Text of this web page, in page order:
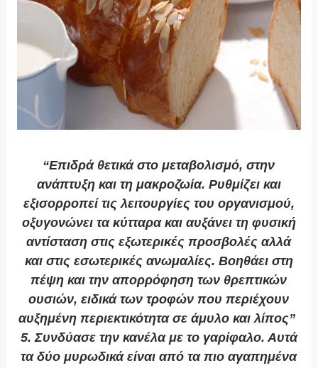
“Επιδρά θετικά στο μεταβολισμό, στην
ανάπτυξη και τη μακροζωία. Ρυθμίζει και
εξισορροπεί τις λειτουργίες του οργανισμού,
οξυγονώνει τα κύτταρα και αυξάνει τη φυσική
αντίσταση στις εξωτερικές προσβολές αλλά
και στις εσωτερικές ανωμαλίες. Βοηθάει στη
πέψη και την απορρόφηση των θρεπτικών
ουσιών, ειδικά των τροφών που περιέχουν
αυξημένη περιεκτικότητα σε άμυλο και λίπος”
5. Συνδύασε την κανέλα με το γαρίφαλο. Αυτά
τα δύο μυρωδικά είναι από τα πιο αγαπημένα